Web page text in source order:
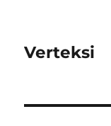
Verteksi